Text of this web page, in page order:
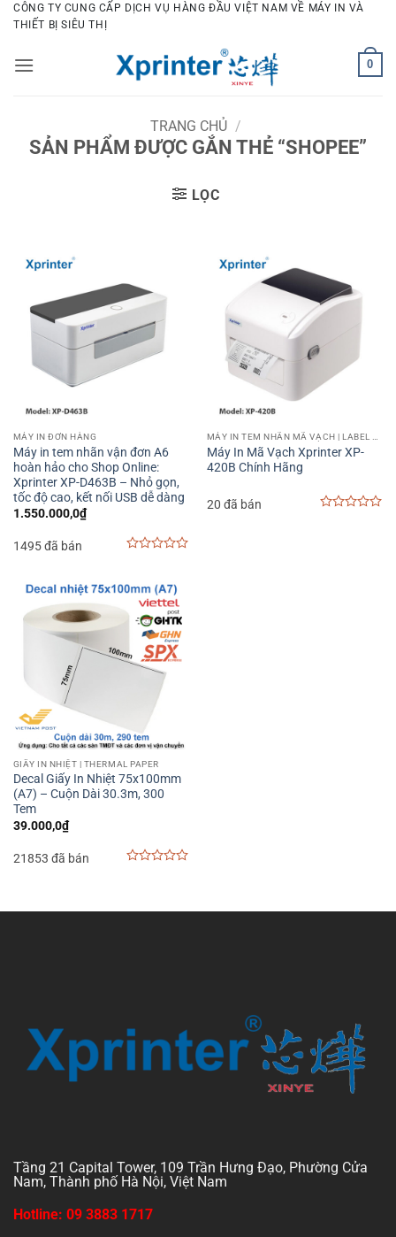
Bỏ
qua
dung
CÔNG TY CUNG CẤP DỊCH VỤ HÀNG ĐẦU VIỆT NAM VỀ MÁY IN VÀ
THIẾT BỊ SIÊU THỊ
0
TRANG CHỦ /
SẢN PHẨM ĐƯỢC GẮN THẺ “SHOPEE”
LỌC
MÁY IN ĐƠN HÀNG
Máy in tem nhãn vận đơn A6
hoàn hảo cho Shop Online:
Xprinter XP-D463B – Nhỏ gọn,
tốc độ cao, kết nối USB dễ dàng
1.550.000,0₫
1495 đã bán
of
Máy In Mã Vạch Xprinter XP-
420B Chính Hãng
20 đã bán
GIẤY IN NHIỆT | THERMAL PAPER
Decal Giấy In Nhiệt 75x100mm
(A7) – Cuộn Dài 30.3m, 300
Tem
39.000,0₫
21853 đã bán
5
Tầng 21 Capital Tower, 109 Trần Hưng Đạo, Phường Cửa
Nam, Thành phố Hà Nội, Việt Nam
Hotline: 09 3883 1717